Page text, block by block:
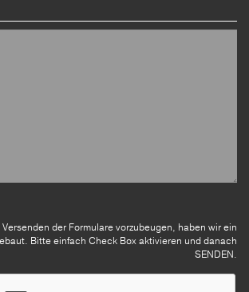
der Formulare vorzubeugen, haben wir ein
Bitte einfach Check Box aktivieren und danach
SENDEN.